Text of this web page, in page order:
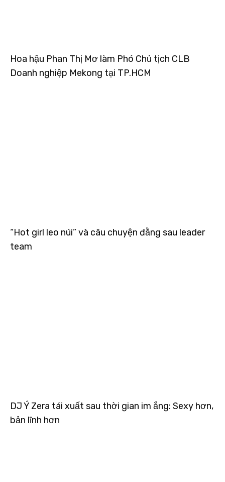
Hoa hậu Phan Thị Mơ làm Phó Chủ tịch CLB
Doanh nghiệp Mekong tại TP.HCM
“Hot girl leo núi” và câu chuyện đằng sau leader
team
DJ Ý Zera tái xuất sau thời gian im ắng: Sexy hơn,
bản lĩnh hơn